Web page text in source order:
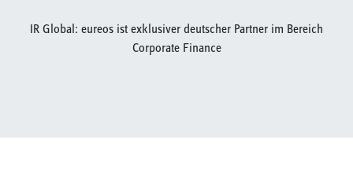
IR Global: eureos ist exklusiver deutscher Partner im Bereich
Corporate Finance